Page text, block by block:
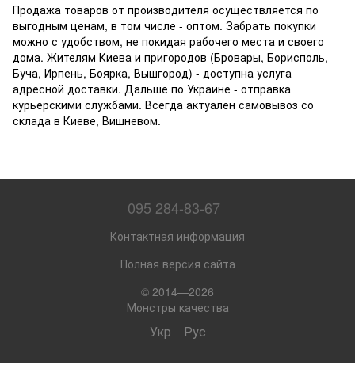
Продажа товаров от производителя осуществляется по
выгодным ценам, в том числе - оптом. Забрать покупки
можно с удобством, не покидая рабочего места и своего
дома. Жителям Киева и пригородов (Бровары, Борисполь,
Буча, Ирпень, Боярка, Вышгород) - доступна услуга
адресной доставки. Дальше по Украине - отправка
курьерскими службами. Всегда актуален самовывоз со
склада в Киеве, Вишневом.
095 284-83-67
Контактная информация
Полная версия сайта
© 2014—2026
Монстры качества
Укр Рус